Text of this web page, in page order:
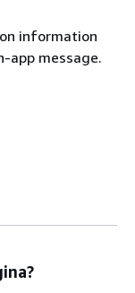
information
app message.